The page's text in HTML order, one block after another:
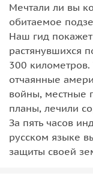
Мечтали ли вы
обитаемое
Наш гид
растянувшихся
300
отчаянные
войны, местные
планы, лечили
За пять часов
русском языке
защиты своей